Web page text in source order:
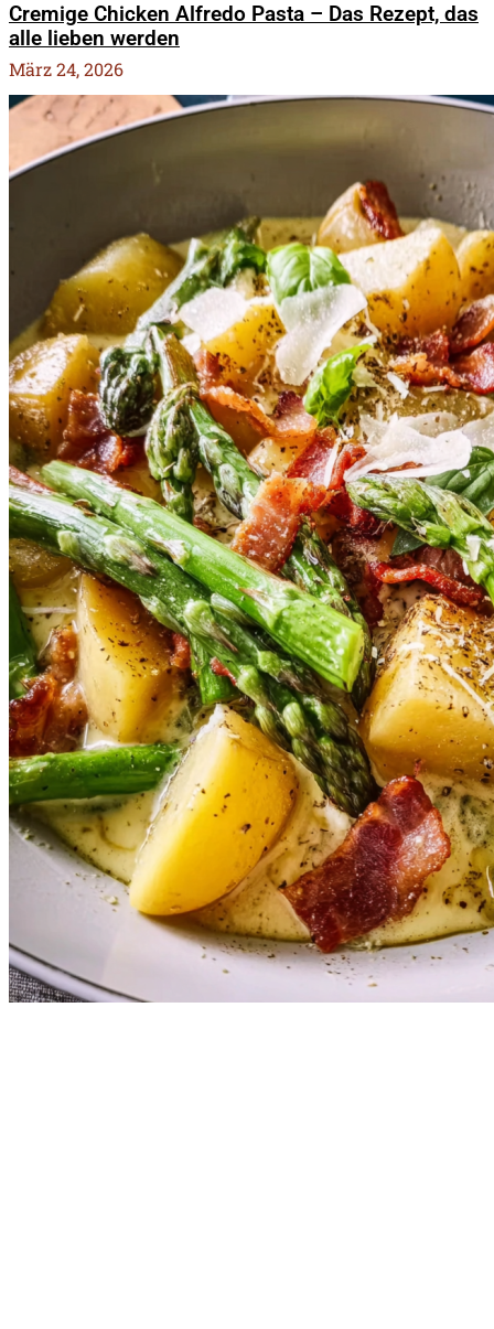
Cremige Chicken Alfredo Pasta – Das Rezept, das
alle lieben werden
März 24, 2026